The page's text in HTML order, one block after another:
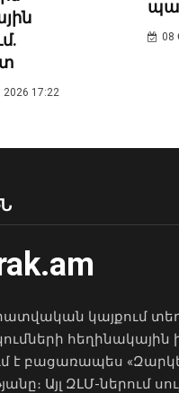
17:22
08
լրատվական կայքում
հեղինակային
է բացառապես
Այլ ԶԼՄ-ներում